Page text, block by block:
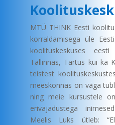
MTÜ THINK Eesti
korraldamisega üle
koolituskeskuses
Tallinnas, Tartus kui ka
teistest
meeskonnas on väga
ning meie kursustele
erivajadustega
Meelis Luks ütleb: